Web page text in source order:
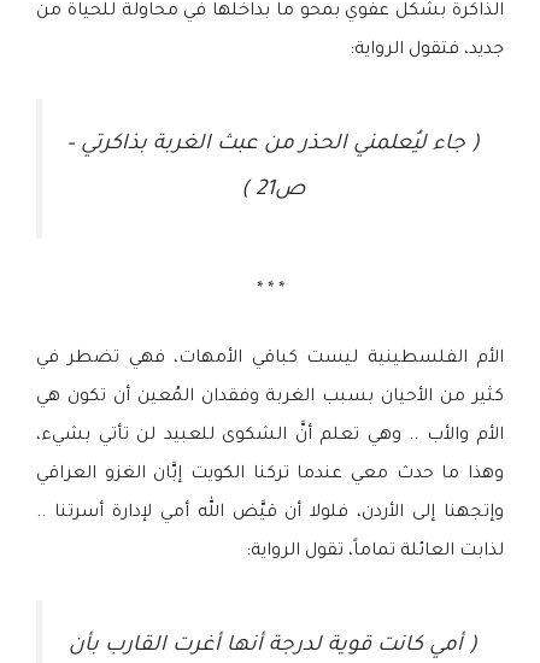
الذاكرة بشكل عفوي بمحو ما بداخلها في محاولة للحياة من
جديد، فتقول الرواية:
( جاء ليُعلمني الحذر من عبث الغربة بذاكرتي –
ص21 )
* * *
الأم الفلسطينية ليست كباقي الأمهات، فهي تضطر في
كثير من الأحيان بسبب الغربة وفقدان المُعين أن تكون هي
الأم والأب .. وهي تعلم أنَّ الشكوى للعبيد لن تأتي بشيء،
وهذا ما حدث معي عندما تركنا الكويت إبَّان الغزو العراقي
وإتجهنا إلى الأردن، فلولا أن قيَّض الله أمي لإدارة أسرتنا ..
لذابت العائلة تماماً، تقول الرواية:
( أمي كانت قوية لدرجة أنها أغرت القارب بأن